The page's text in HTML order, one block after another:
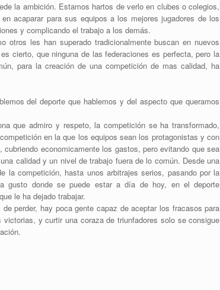
la ambición. Estamos hartos de verlo en clubes o colegios,
acaparar para sus equipos a los mejores jugadores de los
y complicando el trabajo a los demás.
les han superado tradicionalmente buscan en nuevos
cierto, que ninguna de las federaciones es perfecta, pero la
para la creación de una competición de mas calidad, ha
del deporte que hablemos y del aspecto que queramos
que admiro y respeto, la competición se ha transformado,
en la que los equipos sean los protagonistas y con
economicamente los gastos, pero evitando que sea
calidad y un nivel de trabajo fuera de lo común. Desde una
la competición, hasta unos arbitrajes serios, pasando por la
gusto donde se puede estar a día de hoy, en el deporte
le ha dejado trabajar.
perder, hay poca gente capaz de aceptar los fracasos para
y curtir una coraza de triunfadores solo se consigue